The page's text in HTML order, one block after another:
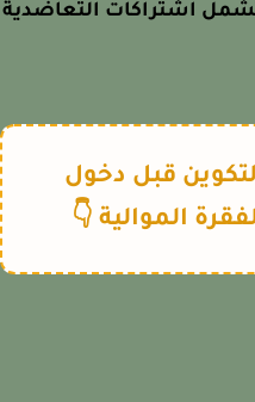
اشتراكات التعاضدية
قبل دخول
الموالية 👇